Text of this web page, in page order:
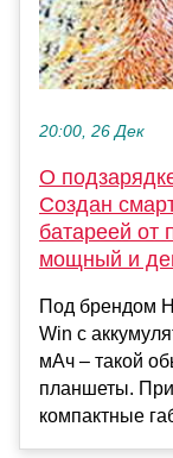
20:00, 26 Дек
О
Создан
батареей от
мощный и
Под брендом
Win с
мАч – такой
планшеты.
компактные